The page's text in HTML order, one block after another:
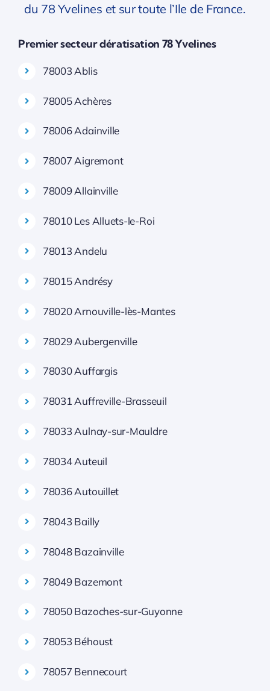
du 78 Yvelines et sur toute l’Ile de France.
Premier secteur dératisation 78 Yvelines
78003 Ablis
78005 Achères
78006 Adainville
78007 Aigremont
78009 Allainville
78010 Les Alluets-le-Roi
78013 Andelu
78015 Andrésy
78020 Arnouville-lès-Mantes
78029 Aubergenville
78030 Auffargis
78031 Auffreville-Brasseuil
78033 Aulnay-sur-Mauldre
78034 Auteuil
78036 Autouillet
78043 Bailly
78048 Bazainville
78049 Bazemont
78050 Bazoches-sur-Guyonne
78053 Béhoust
78057 Bennecourt